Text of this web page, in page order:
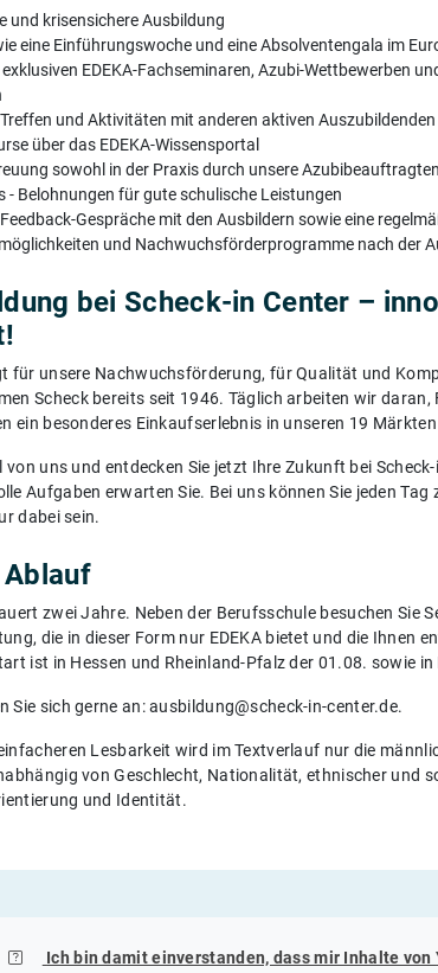
und krisensichere Ausbildung
eine Einführungswoche und eine Absolventengala im
EDEKA-Fachseminaren, Azubi-Wettbewerben
und Aktivitäten mit anderen aktiven Auszubildenden
über das EDEKA-Wissensportal
sowohl in der Praxis durch unsere
- Belohnungen für gute schulische Leistungen
Gespräche mit den Ausbildern sowie eine
und Nachwuchsförderprogramme nach der
bei Scheck-in Center –
für unsere Nachwuchsförderung, für Qualität und
Scheck bereits seit 1946. Täglich arbeiten wir daran,
ein besonderes Einkaufserlebnis in unseren 19
von uns und entdecken Sie jetzt Ihre Zukunft bei
Aufgaben erwarten Sie. Bei uns können Sie jeden
dabei sein.
Ablauf
zwei Jahre. Neben der Berufsschule besuchen Sie
die in dieser Form nur EDEKA bietet und die Ihnen
ist in Hessen und Rheinland-Pfalz der 01.08. sowie
Sie sich gerne an: ausbildung@scheck-in-center.de.
Lesbarkeit wird im Textverlauf nur die
von Geschlecht, Nationalität, ethnischer und
und Identität.
Ich bin damit einverstanden, dass mir Inhalte von